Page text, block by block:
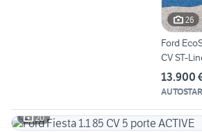
26
Ford
CV ST-
13.900
20